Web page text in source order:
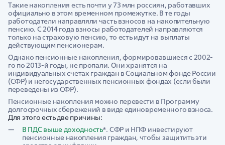
Такие накопления есть почти у 73 млн россиян, работавших
официально в этом временном промежутке. В те годы
работодатели направляли часть взносов на накопительную
пенсию. С 2014 года взносы работодателей направляются
только на страховую пенсию, то есть идут на выплаты
действующим пенсионерам.
Однако пенсионные накопления, формировавшиеся с 2002-
го по 2013-й годы, не пропали. Они хранятся на
индивидуальных счетах граждан в Социальном фонде России
(СФР) и негосударственных пенсионных фондах (если были
переведены из СФР).
Пенсионные накопления можно перевести в Программу
долгосрочных сбережений в виде единовременного взноса.
Для этого есть две причины:
В ПДС выше доходность*. СФР и НПФ инвестируют
пенсионные накопления граждан, чтобы защитить эти